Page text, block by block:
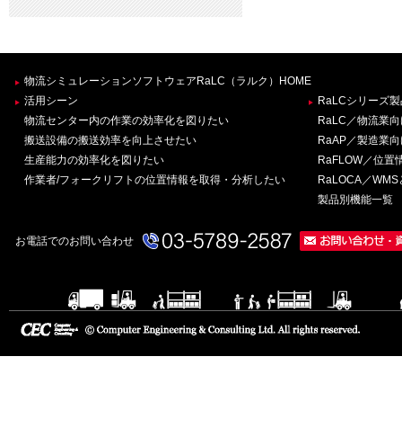
物流シミュレーションソフトウェアRaLC（ラルク）HOME
活用シーン
物流センター内の作業の効率化を図りたい
搬送設備の搬送効率を向上させたい
生産能力の効率化を図りたい
作業者/フォークリフトの位置情報を取得・分析したい
RaLCシリーズ
RaLC／物流業
RaAP／製造業
RaFLOW／位置
RaLOCA／
製品別機能一覧
お電話でのお問い合わせ